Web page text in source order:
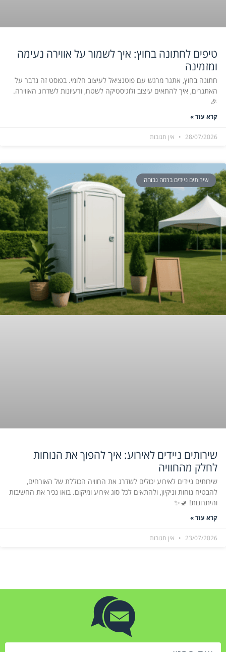
טיפים לחתונה בחוץ: איך לשמור על אווירה נעימה
ומזמינה
חתונה בחוץ, אתגר מרגש עם פוטנציאל לעיצוב חלומי. בפוסט זה נדבר על
האתגרים, איך להתאים עיצוב ולוגיסטיקה לשטח, ורעיונות לשדרוג האווירה.
🎉
קרא עוד »
28/07/2026 אין תגובות
שירותים ניידים ברמה גבוהה
שירותים ניידים לאירוע: איך להפוך את הנוחות
לחלק מהחוויה
שירותים ניידים לאירוע יכולים לשדרג את החוויה הכוללת של האורחים,
להבטיח נוחות וניקיון, ולהתאים לכל סוג אירוע ומיקום. בואו נכיר את החשיבות
והיתרונות! 🚽✨
קרא עוד »
23/07/2026 אין תגובות